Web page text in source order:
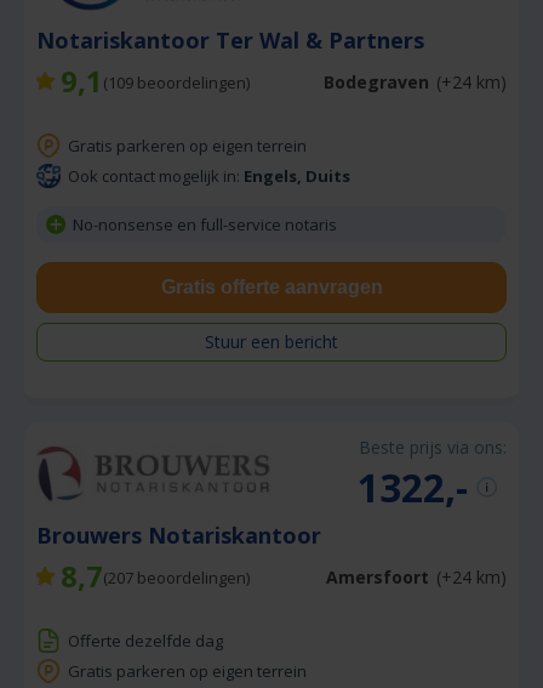
Notariskantoor Ter Wal & Partners
9,1 (109 beoordelingen) Bodegraven (+24 km)
Gratis parkeren op eigen terrein
Ook contact mogelijk in: Engels, Duits
No-nonsense en full-service notaris
Gratis offerte aanvragen
Stuur een bericht
Beste prijs via ons:
1322,-
Brouwers Notariskantoor
8,7(207 beoordelingen) Amersfoort (+24 km)
Offerte dezelfde dag
Gratis parkeren op eigen terrein